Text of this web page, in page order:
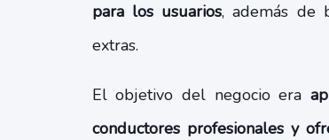
para los usuarios, además de
extras.
El objetivo del negocio era
conductores profesionales y